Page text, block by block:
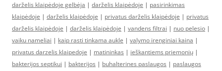
darželis klaipėdoje gelbėja | darželis klaipėdoje | pasirinkimas
klaipėdoje | darželis klaipėdoje | privatus darželis klaipėdoje | privatus
darželis klaipėdoje | darželis klaipėdoje | vandens filtrai | nuo pelesio |
vaiku nameliai | kaip rasti tinkama aukle | valymo irenginiai kaina |
privatus darzelis klaipedoje | matininkas | ieškantiems priemonių |
bakterijos septikui | bakterijos | buhalterines paslaugos | paslaugos